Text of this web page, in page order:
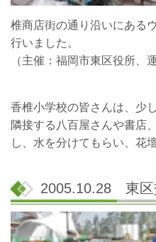
椎商店街の通り沿いにある
行いました。
（主催：福岡市東区役所、
香椎小学校の皆さんは、少
隣接する八百屋さんや書店
し、水を分けてもらい、花
2005.10.28 東区